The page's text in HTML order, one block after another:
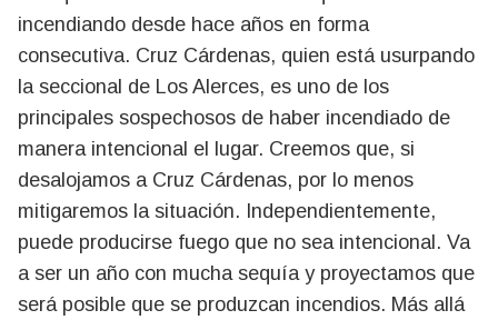
incendiando desde hace años en forma
consecutiva. Cruz Cárdenas, quien está usurpando
la seccional de Los Alerces, es uno de los
principales sospechosos de haber incendiado de
manera intencional el lugar. Creemos que, si
desalojamos a Cruz Cárdenas, por lo menos
mitigaremos la situación. Independientemente,
puede producirse fuego que no sea intencional. Va
a ser un año con mucha sequía y proyectamos que
será posible que se produzcan incendios. Más allá